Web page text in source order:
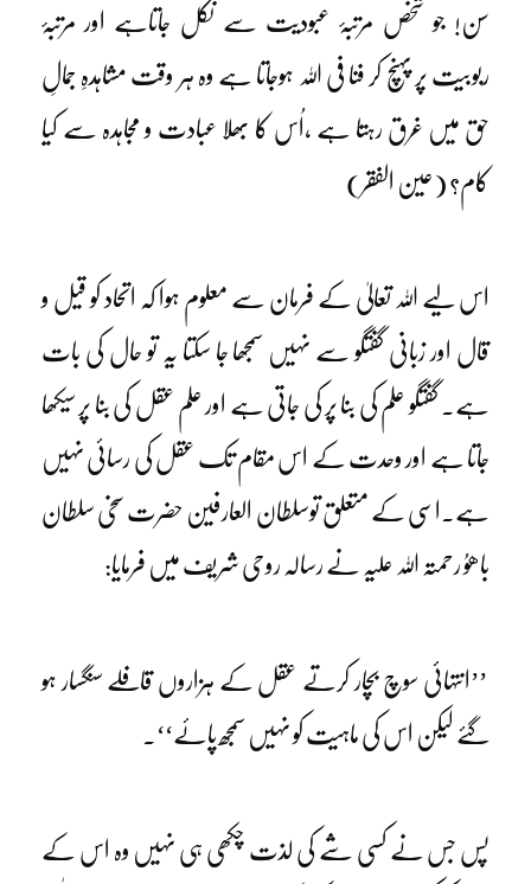
سن! جو شخص مرتبۂ عبودیت سے نکل جاتاہے اور مرتبۂ
ربوبیت پر پہنچ کر فنا فی اللہ ہوجاتا ہے وہ ہر وقت مشاہدہِ جمالِ
حق میں غرق رہتا ہے ،اُس کا بھلا عبادت و مجاہدہ سے کیا
کام؟ (عین الفقر)
اس لیے اللہ تعالیٰ کے فرمان سے معلوم ہوا کہ اتحاد کو قیل و
قال اور زبانی گفتگو سے نہیں سمجھا جا سکتا یہ تو حال کی بات
ہے۔ گفتگو علم کی بنا پر کی جاتی ہے اور علم عقل کی بنا پر سیکھا
جاتا ہے اور وحدت کے اس مقام تک عقل کی رسائی نہیں
ہے۔اسی کے متعلق توسلطان العارفین حضرت سخی سلطان
باھوُ رحمتہ اللہ علیہ نے رسالہ روحی شریف میں فرمایا:
’’انتہائی سوچ بچار کرتے عقل کے ہزاروں قافلے سنگسار ہو
گئے لیکن اس کی ماہیت کو نہیں سمجھ پائے‘‘۔
پس جس نے کسی شے کی لذت چکھی ہی نہیں وہ اس کے